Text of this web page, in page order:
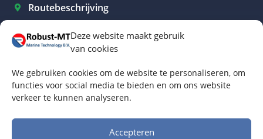
Deze website maakt gebruik
van cookies
We gebruiken cookies om de website te personaliseren, om
functies voor social media te bieden en om ons website
verkeer te kunnen analyseren.
Accepteren
Routebeschrijving
Elektrisch varen Westland
Elektrisch varen Rotterdam
Elektrisch varen Amsterdam